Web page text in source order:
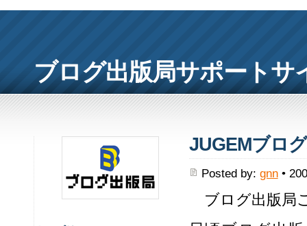
ブログ出版局サポートサ
JUGEMブロ
Posted by: gnn•
ブログ出版局